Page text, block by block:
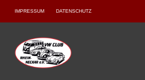
IMPRESSUM DATENSCHUTZ